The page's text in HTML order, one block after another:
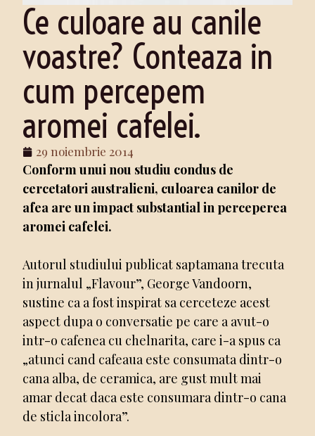
Ce culoare au canile
voastre? Conteaza in
cum percepem
aromei cafelei.
29 noiembrie 2014
Conform unui nou studiu condus de
cercetatori australieni, culoarea canilor de
afea are un impact substantial in perceperea
aromei cafelei.
Autorul studiului publicat saptamana trecuta
in jurnalul „Flavour”, George Vandoorn,
sustine ca a fost inspirat sa cerceteze acest
aspect dupa o conversatie pe care a avut-o
intr-o cafenea cu chelnarita, care i-a spus ca
„atunci cand cafeaua este consumata dintr-o
cana alba, de ceramica, are gust mult mai
amar decat daca este consumara dintr-o cana
de sticla incolora”.